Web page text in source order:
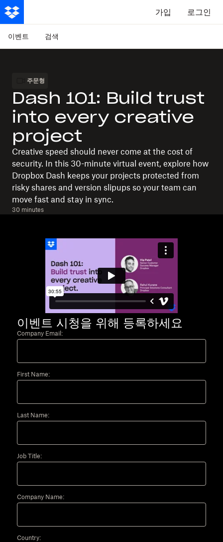
가입 로그인
이벤트 검색
주문형
Dash 101: Build trust
into every creative
project
Creative speed should never come at the cost of
security. In this 30-minute virtual event, explore how
Dropbox Dash keeps your projects protected from
risky shares and version slipups so your team can
move fast and stay in sync.
30 minutes
이벤트 시청을 위해 등록하세요
Company Email:
First Name:
Last Name:
Job Title:
Company Name:
Country: